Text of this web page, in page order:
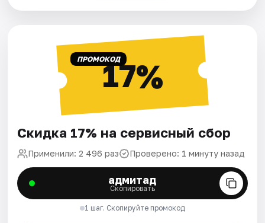
ПРОМОКОД17%
Скидка 17% на сервисный сбор
Применили: 2 496 раз Проверено: 1 минуту назад
адмитад
Скопировать
1 шаг. Скопируйте промокод